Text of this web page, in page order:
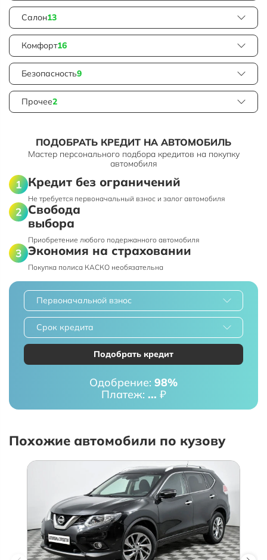
Салон13
Комфорт16
Безопасность9
Прочее2
ПОДОБРАТЬ КРЕДИТ НА АВТОМОБИЛЬ
Мастер персонального подбора кредитов на покупку
автомобиля
Кредит без ограничений
Не требуется первоначальный взнос и залог автомобиля
Свобода
выбора
Приобретение любого подержанного автомобиля
Экономия на страховании
Покупка полиса КАСКО необязательна
Первоначальной взнос
Срок кредита
Подобрать кредит
Одобрение: 98%
Платеж: ... ₽
Похожие автомобили по кузову